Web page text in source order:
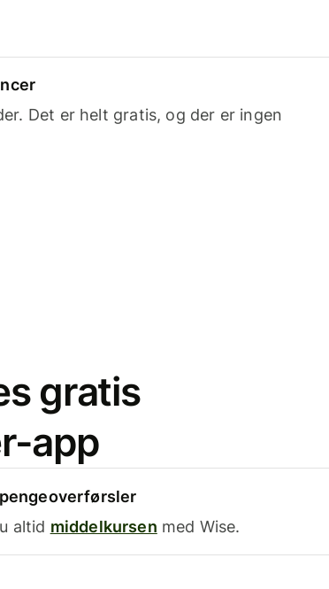
Det er helt gratis, og der er ingen
gratis
app
altid middelkursen med Wise.